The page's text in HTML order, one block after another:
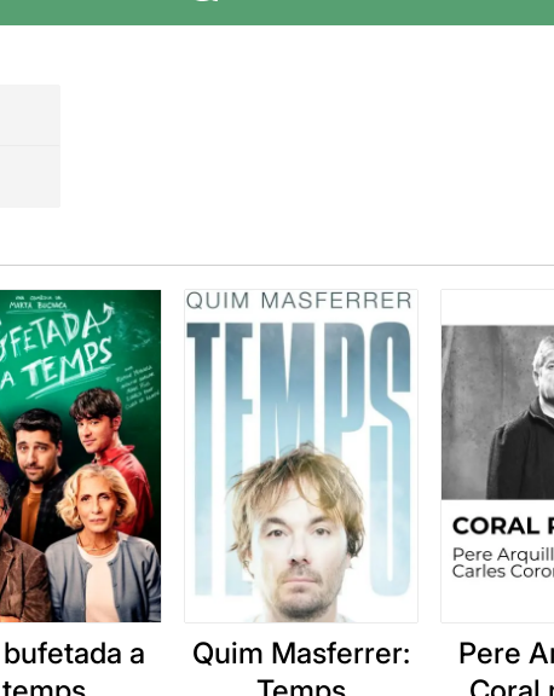
aquesta obra, és poc. I tant que la recomano, per als
a
Quim Masferrer:
Pere